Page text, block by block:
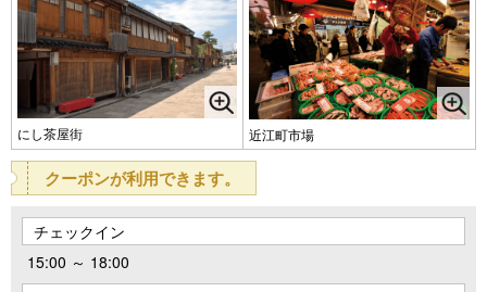
にし茶屋街 近江町市場
クーポンが利用できます。
チェックイン
15:00 ～ 18:00